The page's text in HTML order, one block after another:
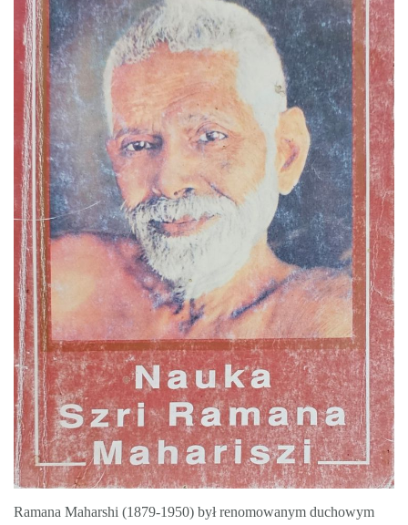
Ramana Maharshi (1879-1950) był renomowanym duchowym